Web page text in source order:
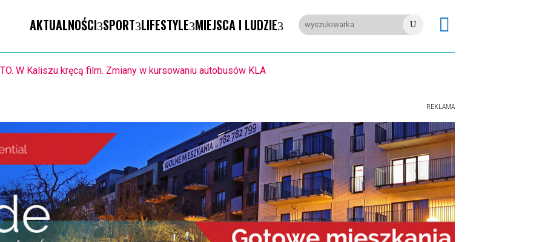
AKTUALNOŚCI SPORT LIFESTYLE MIEJSCA I LUDZIE U 
8-11.8. Warsztaty pisania ikon w Pałacu Lipskich
REKLAMA